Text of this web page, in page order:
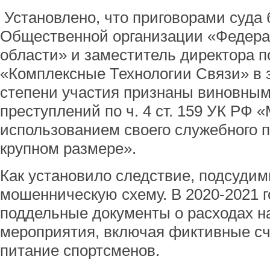
Установлено, что приговорами
Общественной организации
области» и заместитель
«Комплексные Технологии Связи» в
степени участия признаны
преступлений по ч. 4 ст. 159 УК РФ
использованием своего служебного
крупном размере».
Как установило следствие,
мошенническую схему. В 2020-2021
поддельные документы о расходах
мероприятия, включая фиктивные
питание спортсменов.